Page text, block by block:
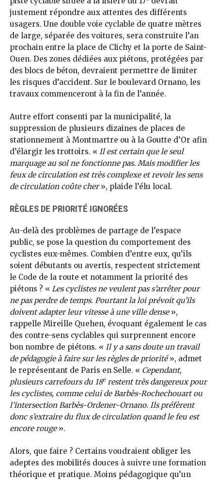
justement répondre aux attentes des différents
usagers. Une double voie cyclable de quatre mètres
de large, séparée des voitures, sera construite l’an
prochain entre la place de Clichy et la porte de Saint-
Ouen. Des zones dédiées aux piétons, protégées par
des blocs de béton, devraient permettre de limiter
les risques d’accident. Sur le boulevard Ornano, les
travaux commenceront à la fin de l’année.
Autre effort consenti par la municipalité, la
suppression de plusieurs dizaines de places de
stationnement à Montmartre ou à la Goutte d’Or afin
d’élargir les trottoirs. « Il est certain que le seul
marquage au sol ne fonctionne pas. Mais modifier les
feux de circulation est très complexe et revoir les sens
de circulation coûte cher», plaide l’élu local.
RÈGLES DE PRIORITÉ IGNORÉES
Au-delà des problèmes de partage de l’espace
public, se pose la question du comportement des
cyclistes eux-mêmes. Combien d’entre eux, qu’ils
soient débutants ou avertis, respectent strictement
le Code de la route et notamment la priorité des
piétons ? « Les cyclistes ne veulent pas s’arrêter pour
ne pas perdre de temps. Pourtant la loi prévoit qu’ils
doivent adapter leur vitesse à une ville dense»,
rappelle Mireille Quehen, évoquant également le cas
des contre-sens cyclables qui surprennent encore
bon nombre de piétons. « Il y a sans doute un travail
de pédagogie à faire sur les règles de priorité», admet
le représentant de Paris en Selle. « Cependant,
plusieurs carrefours du 18erestent très dangereux pour
les cyclistes, comme celui de Barbès-Rochechouart ou
l’intersection Barbès-Ordener-Ornano. Ils préfèrent
donc s’extraire du flux de circulation quand le feu est
encore rouge».
Alors, que faire ? Certains voudraient obliger les
adeptes des mobilités douces à suivre une formation
théorique et pratique. Moins pédagogique qu’un